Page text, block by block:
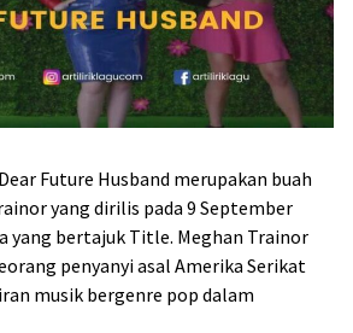
Future Husband merupakan buah
yang dirilis pada 9 September
yang bertajuk Title. Meghan Trainor
penyanyi asal Amerika Serikat
musik bergenre pop dalam